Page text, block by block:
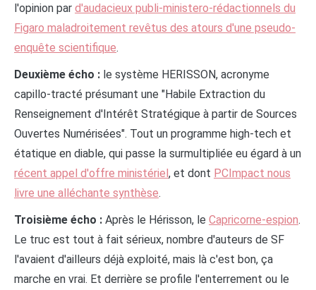
l'opinion par d'audacieux publi-ministero-rédactionnels du
Figaro maladroitement revêtus des atours d'une pseudo-
enquête scientifique.
Deuxième écho : le système HERISSON, acronyme
capillo-tracté présumant une "Habile Extraction du
Renseignement d'Intérêt Stratégique à partir de Sources
Ouvertes Numérisées". Tout un programme high-tech et
étatique en diable, qui passe la surmultipliée eu égard à un
récent appel d'offre ministériel, et dont PCImpact nous
livre une alléchante synthèse.
Troisième écho : Après le Hérisson, le Capricorne-espion.
Le truc est tout à fait sérieux, nombre d'auteurs de SF
l'avaient d'ailleurs déjà exploité, mais là c'est bon, ça
marche en vrai. Et derrière se profile l'enterrement ou le